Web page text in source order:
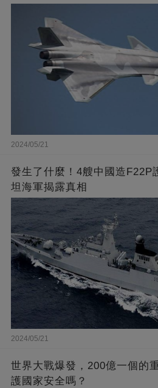
2024/05/21
發生了什麼！4艘中國造F22P
坦海軍揭露真相
2024/05/21
世界大戰爆發，200億一個的
護國家安全嗎？